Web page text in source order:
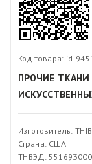
Код товара: id-
ПРОЧИЕ
Изготовитель:
Страна: США
ТНВЭД: